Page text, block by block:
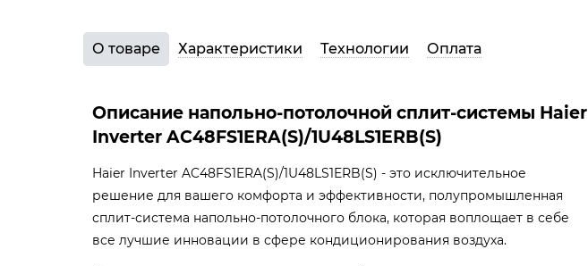
О товаре Характеристики Технологии Оплата
Описание напольно-потолочной сплит-системы Haier
Inverter AC48FS1ERA(S)/1U48LS1ERB(S)
Haier Inverter AC48FS1ERA(S)/1U48LS1ERB(S) - это исключительное
решение для вашего комфорта и эффективности, полупромышленная
сплит-система напольно-потолочного блока, которая воплощает в себе
все лучшие инновации в сфере кондиционирования воздуха.